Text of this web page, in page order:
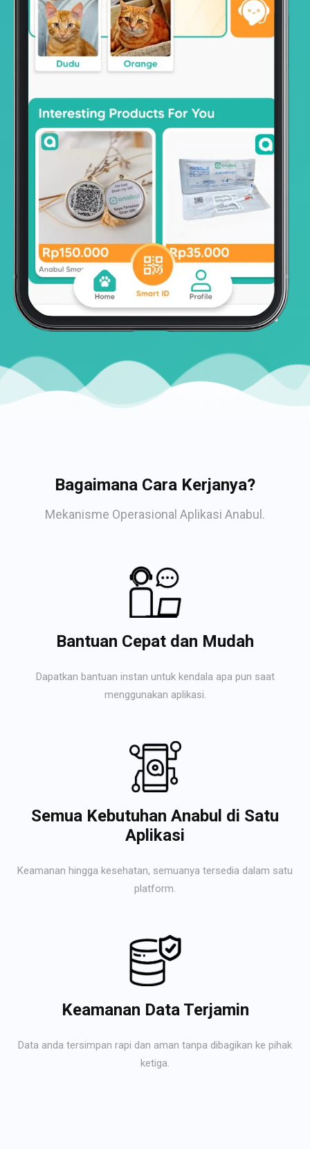
Bagaimana Cara Kerjanya?
Mekanisme Operasional Aplikasi Anabul.
Bantuan Cepat dan Mudah
Dapatkan bantuan instan untuk kendala apa pun saat
menggunakan aplikasi.
Semua Kebutuhan Anabul di Satu
Aplikasi
Keamanan hingga kesehatan, semuanya tersedia dalam satu
platform.
Keamanan Data Terjamin
Data anda tersimpan rapi dan aman tanpa dibagikan ke pihak
ketiga.